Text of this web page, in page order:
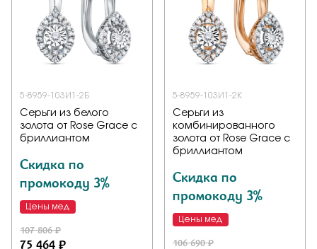
5-8959-103И1-2Б
Серьги из белого
золота от Rose Grace с
бриллиантом
Скидка по
промокоду 3%
Цены мед
107 806 ₽
75 464 ₽
5-8959-103И1-2К
Серьги из
комбинированного
золота от Rose Grace с
бриллиантом
Скидка по
промокоду 3%
Цены мед
106 690 ₽